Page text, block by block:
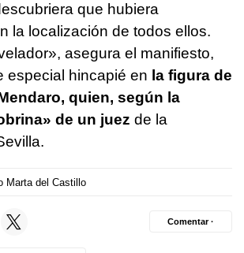
que hubiera
la localización de todos ellos.
asegura el manifiesto,
especial hincapié en la figura de
quien, según la
de un juez de la
Marta del Castillo
Comentar ·